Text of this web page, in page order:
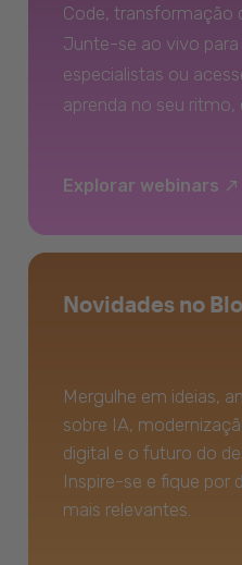
Code, transformação
Junte-se ao vivo
especialistas ou
aprenda no seu ritmo,
Explorar webinars
Novidades no
Mergulhe em ideias,
sobre IA,
digital e o futuro do
Inspire-se e fique por
mais relevantes.